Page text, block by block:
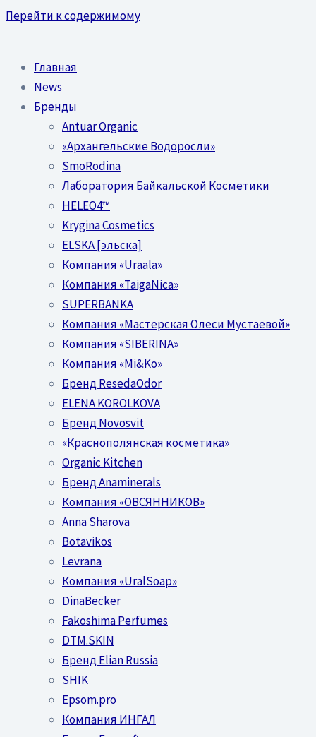
Перейти к содержимому
Главная
News
Бренды
Antuar Organic
«Архангельские Водоросли»
SmoRodina
Лаборатория Байкальской Косметики
HELEO4™
Krygina Cosmetics
ELSKA [эльска]
Компания «Uraala»
Компания «TaigaNica»
SUPERBANKA
Компания «Мастерская Олеси Мустаевой»
Компания «SIBERINA»
Компания «Mi&Ko»
Бренд ResedaOdor
ELENA KOROLKOVA
Бренд Novosvit
«Краснополянская косметика»
Organic Kitchen
Бренд Anaminerals
Компания «ОВСЯННИКОВ»
Anna Sharova
Botavikos
Levrana
Компания «UralSoap»
DinaBecker
Fakoshima Perfumes
DTM.SKIN
Бренд Elian Russia
SHIK
Epsom.pro
Компания ИНГАЛ